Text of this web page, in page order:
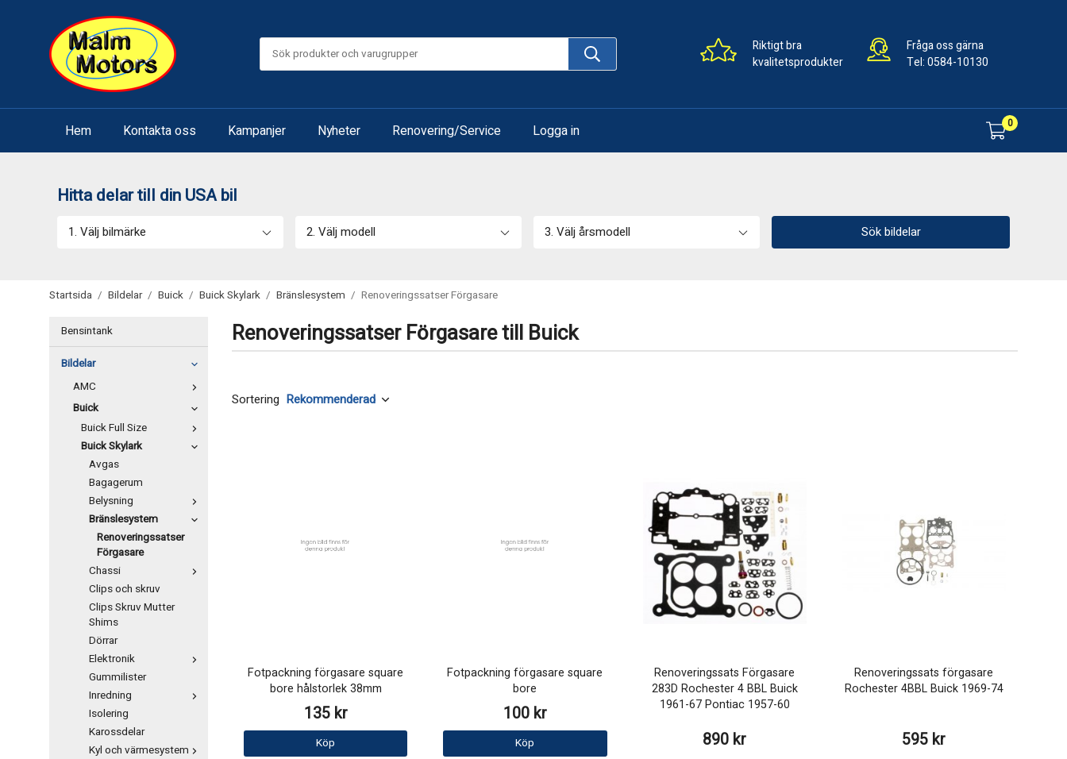
Riktigt bra
kvalitetsprodukter
Fråga oss gärna
Tel:0584-10130
Hem Kontakta oss Kampanjer Nyheter Renovering/Service Logga in 0
Hitta delar till din USA bil
1. Välj bilmärke 2. Välj modell 3. Välj årsmodell Sök bildelar
Startsida / Bildelar / Buick / Buick Skylark / Bränslesystem / Renoveringssatser Förgasare
Bensintank
Bildelar
AMC
Buick
Buick Full Size
Buick Skylark
Avgas
Bagagerum
Belysning
Bränslesystem
Renoveringssatser
Förgasare
Chassi
Clips och skruv
Clips Skruv Mutter
Shims
Dörrar
Elektronik
Gummilister
Inredning
Isolering
Karossdelar
Kyl och värmesystem
Renoveringssatser Förgasare till Buick
Sortering
Fotpackning förgasare square
bore hålstorlek 38mm
135 kr
Köp
Fotpackning förgasare square
bore
100 kr
Köp
Renoveringssats Förgasare
283D Rochester 4 BBL Buick
1961-67 Pontiac 1957-60
890 kr
Renoveringssats förgasare
Rochester 4BBL Buick 1969-74
595 kr